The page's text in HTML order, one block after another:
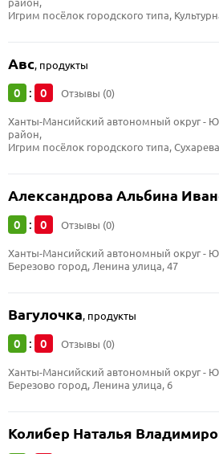
Игрим посёлок городского типа,
Авс, продукты
0 : 0 Отзывы (0)
Ханты-Мансийский автономный округ -
район,
Игрим посёлок городского типа,
Александрова Альбина
0 : 0 Отзывы (0)
Ханты-Мансийский автономный округ -
Березово город, Ленина улица, 47
Вагулочка, продукты
0 : 0 Отзывы (0)
Ханты-Мансийский автономный округ -
Березово город, Ленина улица, 6
Колибер Наталья